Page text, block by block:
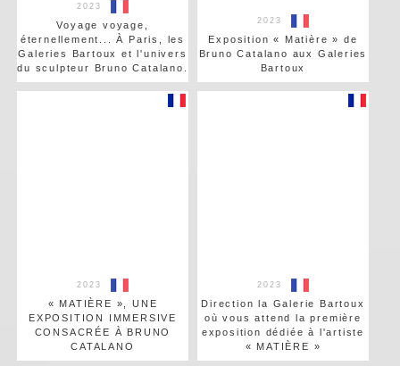
2023
Voyage voyage,
éternellement... À Paris, les
Galeries Bartoux et l'univers
du sculpteur Bruno Catalano.
2023
Exposition « Matière » de
Bruno Catalano aux Galeries
Bartoux
2023
« MATIÈRE », UNE
EXPOSITION IMMERSIVE
CONSACRÉE À BRUNO
CATALANO
2023
Direction la Galerie Bartoux
où vous attend la première
exposition dédiée à l'artiste
« MATIÈRE »